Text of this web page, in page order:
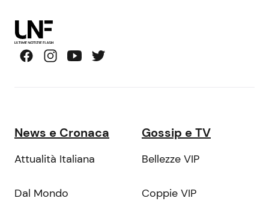
News e Cronaca
Attualità Italiana
Dal Mondo
Gossip e TV
Bellezze VIP
Coppie VIP